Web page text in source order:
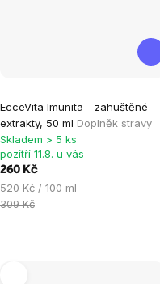
EcceVita Imunita - zahuštěné
extrakty, 50 ml Doplněk stravy
Skladem > 5 ks
pozítří 11.8. u vás
260 Kč
Měrná
cena:
520 Kč / 100 ml
309 Kč